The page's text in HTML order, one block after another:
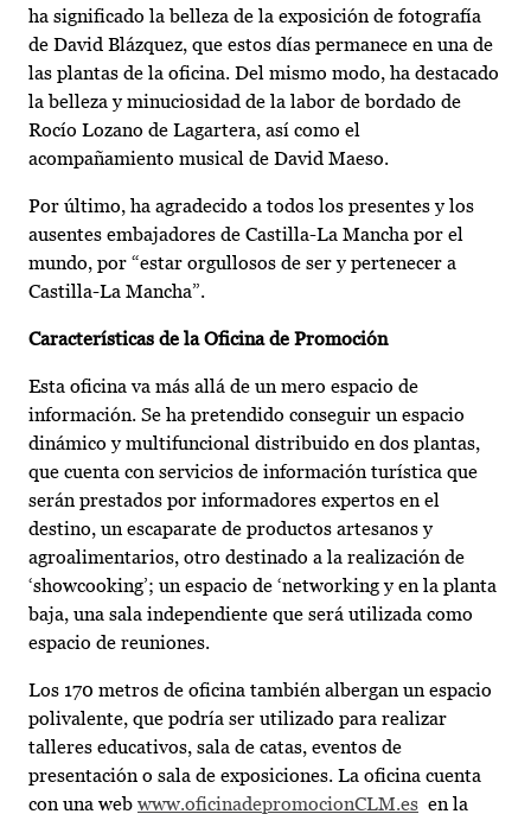
ha significado la belleza de la exposición de fotografía
de David Blázquez, que estos días permanece en una de
las plantas de la oficina. Del mismo modo, ha destacado
la belleza y minuciosidad de la labor de bordado de
Rocío Lozano de Lagartera, así como el
acompañamiento musical de David Maeso.
Por último, ha agradecido a todos los presentes y los
ausentes embajadores de Castilla-La Mancha por el
mundo, por “estar orgullosos de ser y pertenecer a
Castilla-La Mancha”.
Características de la Oficina de Promoción
Esta oficina va más allá de un mero espacio de
información. Se ha pretendido conseguir un espacio
dinámico y multifuncional distribuido en dos plantas,
que cuenta con servicios de información turística que
serán prestados por informadores expertos en el
destino, un escaparate de productos artesanos y
agroalimentarios, otro destinado a la realización de
‘showcooking’; un espacio de ‘networking y en la planta
baja, una sala independiente que será utilizada como
espacio de reuniones.
Los 170 metros de oficina también albergan un espacio
polivalente, que podría ser utilizado para realizar
talleres educativos, sala de catas, eventos de
presentación o sala de exposiciones. La oficina cuenta
con una web www.oficinadepromocionCLM.es en la